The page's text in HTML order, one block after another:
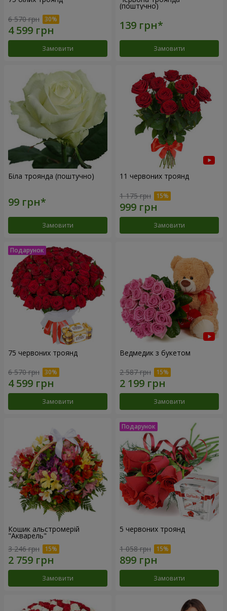
6 570 грн
Замовити
(поштучно)
Замовити
Біла троянда (поштучно)
Замовити
11 червоних троянд
1 175 грн
Замовити
75 червоних троянд
6 570 грн
Замовити
Ведмедик з букетом
2 587 грн
Замовити
Кошик альстромерій
"Акварель"
3 246 грн
Замовити
5 червоних троянд
1 058 грн
Замовити